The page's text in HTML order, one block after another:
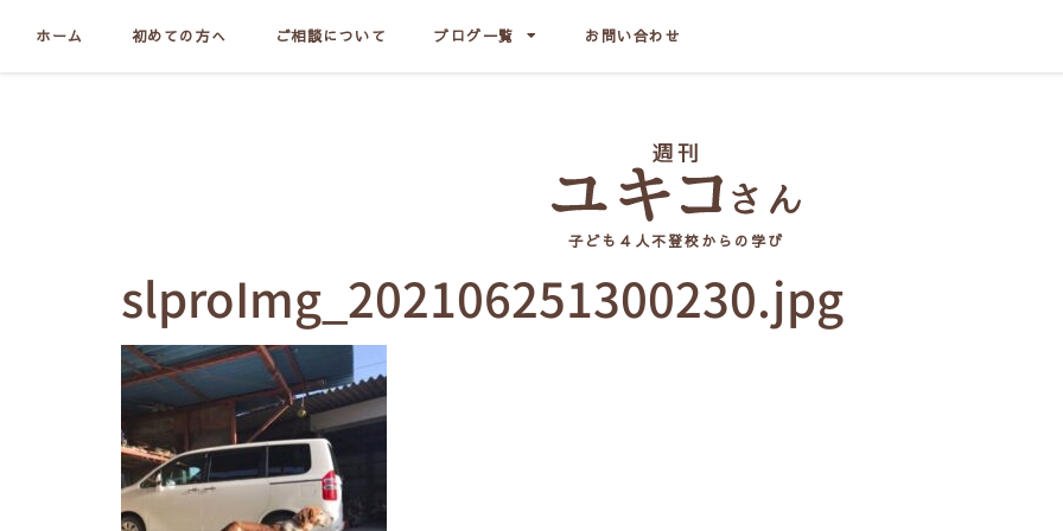
ホーム 初めての方へ ご相談について ブログ一覧 お問い合わせ
子ども４人不登校からの学び
slproImg_202106251300230.jpg